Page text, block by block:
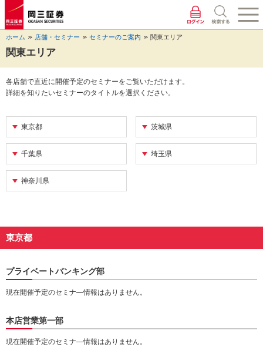
ジ
の
先
な
り
す。
ジ
内
を
す
る
め
リ
で
す。
情
報
に
ま
本
文
に
か
ら
ヘ
情
報
な
ま
す。
ジ
の
現
に
な
ま
す。
ホーム 店舗・セミナー セミナーのご案内 関東エリア
関東エリア
か
ら
本
な
り
す。
各店舗で直近に開催予定のセミナーをご覧いただけます。
詳細を知りたいセミナーのタイトルを選択ください。
東京都 茨城県
千葉県 埼玉県
神奈川県
東京都
プライベートバンキング部
現在開催予定のセミナ―情報はありません。
本店営業第一部
現在開催予定のセミナ―情報はありません。
か
ら
フ
情
報
な
ま
す。
ジ
の
終
に
な
ま
す。
ペ
ー
ジ
部
へ
り
す。